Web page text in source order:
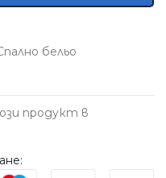
бельо
продукт в